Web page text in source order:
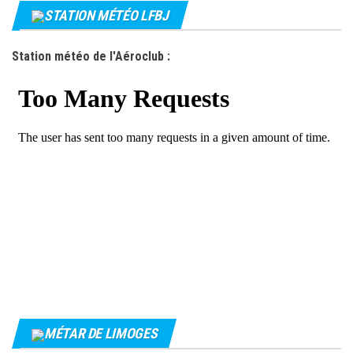
STATION MÉTÉO LFBJ
Station météo de l'Aéroclub :
MÉTAR DE LIMOGES